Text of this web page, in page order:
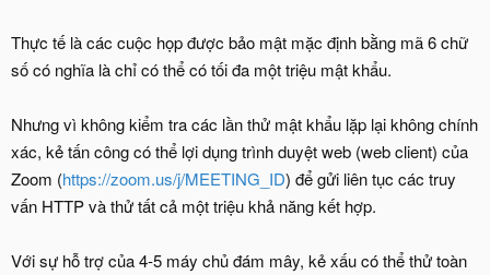
Thực tế là các cuộc họp được bảo mật mặc định bằng mã 6 chữ
số có nghĩa là chỉ có thể có tối đa một triệu mật khẩu.
Nhưng vì không kiểm tra các lần thử mật khẩu lặp lại không chính
xác, kẻ tấn công có thể lợi dụng trình duyệt web (web client) của
Zoom (https://zoom.us/j/MEETING_ID) để gửi liên tục các truy
vấn HTTP và thử tất cả một triệu khả năng kết hợp.
Với sự hỗ trợ của 4-5 máy chủ đám mây, kẻ xấu có thể thử toàn